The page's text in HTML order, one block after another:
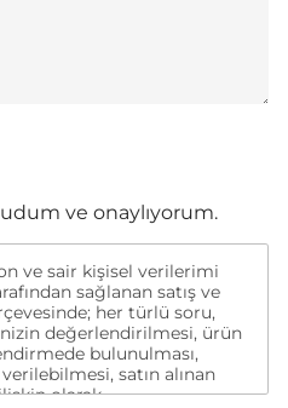
ve onaylıyorum.
ve sair kişisel verilerimi
sağlanan satış ve
her türlü soru,
değerlendirilmesi, ürün
bulunulması,
satın alınan
olarak